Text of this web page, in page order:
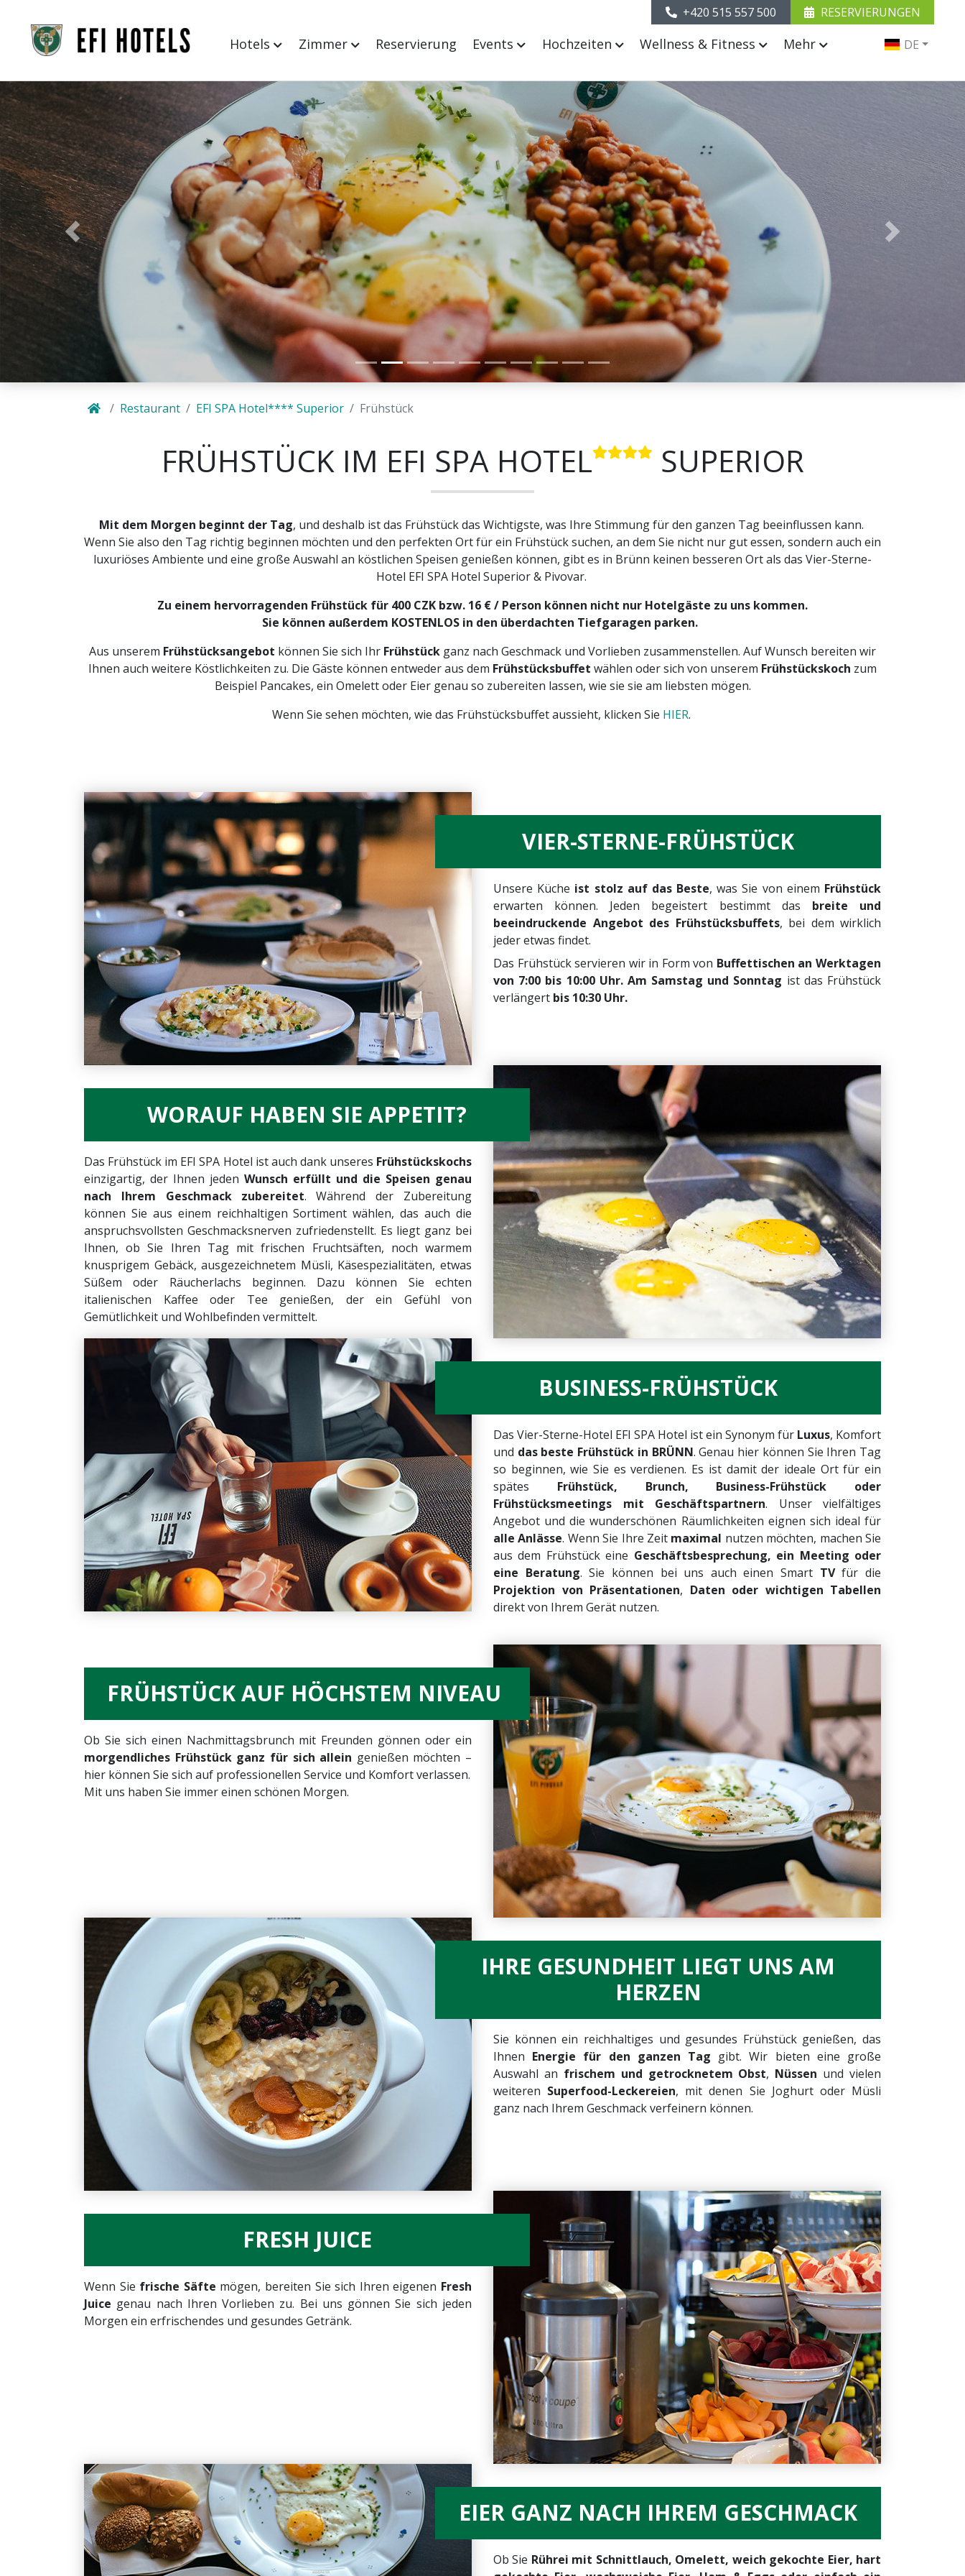
Hotels Zimmer Reservierung Events Hochzeiten Wellness & Fitness Mehr
+420 515 557 500 RESERVIERUNGEN
DE
Previous Next
Restaurant EFI SPA Hotel**** Superior Frühstück
FRÜHSTÜCK IM EFI SPA HOTEL SUPERIOR
Mit dem Morgen beginnt der Tag, und deshalb ist das Frühstück das Wichtigste, was Ihre Stimmung für den ganzen Tag beeinflussen kann.
Wenn Sie also den Tag richtig beginnen möchten und den perfekten Ort für ein Frühstück suchen, an dem Sie nicht nur gut essen, sondern auch ein
luxuriöses Ambiente und eine große Auswahl an köstlichen Speisen genießen können, gibt es in Brünn keinen besseren Ort als das Vier-Sterne-
Hotel EFI SPA Hotel Superior & Pivovar.
Zu einem hervorragenden Frühstück für 400 CZK bzw. 16 € / Person können nicht nur Hotelgäste zu uns kommen.
Sie können außerdem KOSTENLOS in den überdachten Tiefgaragen parken.
Aus unserem Frühstücksangebot können Sie sich Ihr Frühstück ganz nach Geschmack und Vorlieben zusammenstellen. Auf Wunsch bereiten wir
Ihnen auch weitere Köstlichkeiten zu. Die Gäste können entweder aus dem Frühstücksbuffet wählen oder sich von unserem Frühstückskoch zum
Beispiel Pancakes, ein Omelett oder Eier genau so zubereiten lassen, wie sie sie am liebsten mögen.
Wenn Sie sehen möchten, wie das Frühstücksbuffet aussieht, klicken Sie HIER.
VIER-STERNE-FRÜHSTÜCK
Unsere Küche ist stolz auf das Beste, was Sie von einem Frühstück
erwarten können. Jeden begeistert bestimmt das breite und
beeindruckende Angebot des Frühstücksbuffets, bei dem wirklich
jeder etwas findet.
Das Frühstück servieren wir in Form von Buffettischen an Werktagen
von 7:00 bis 10:00 Uhr. Am Samstag und Sonntag ist das Frühstück
verlängert bis 10:30 Uhr.
WORAUF HABEN SIE APPETIT?
Das Frühstück im EFI SPA Hotel ist auch dank unseres Frühstückskochs
einzigartig, der Ihnen jeden Wunsch erfüllt und die Speisen genau
nach Ihrem Geschmack zubereitet. Während der Zubereitung
können Sie aus einem reichhaltigen Sortiment wählen, das auch die
anspruchsvollsten Geschmacksnerven zufriedenstellt. Es liegt ganz bei
Ihnen, ob Sie Ihren Tag mit frischen Fruchtsäften, noch warmem
knusprigem Gebäck, ausgezeichnetem Müsli, Käsespezialitäten, etwas
Süßem oder Räucherlachs beginnen. Dazu können Sie echten
italienischen Kaffee oder Tee genießen, der ein Gefühl von
Gemütlichkeit und Wohlbefinden vermittelt.
BUSINESS-FRÜHSTÜCK
Das Vier-Sterne-Hotel EFI SPA Hotel ist ein Synonym für Luxus, Komfort
und das beste Frühstück in BRÜNN. Genau hier können Sie Ihren Tag
so beginnen, wie Sie es verdienen. Es ist damit der ideale Ort für ein
spätes Frühstück, Brunch, Business-Frühstück oder
Frühstücksmeetings mit Geschäftspartnern. Unser vielfältiges
Angebot und die wunderschönen Räumlichkeiten eignen sich ideal für
alle Anlässe. Wenn Sie Ihre Zeit maximal nutzen möchten, machen Sie
aus dem Frühstück eine Geschäftsbesprechung, ein Meeting oder
eine Beratung. Sie können bei uns auch einen Smart TVfür die
Projektion von Präsentationen, Daten oder wichtigen Tabellen
direkt von Ihrem Gerät nutzen.
FRÜHSTÜCK AUF HÖCHSTEM NIVEAU
Ob Sie sich einen Nachmittagsbrunch mit Freunden gönnen oder ein
morgendliches Frühstück ganz für sich allein genießen möchten –
hier können Sie sich auf professionellen Service und Komfort verlassen.
Mit uns haben Sie immer einen schönen Morgen.
IHRE GESUNDHEIT LIEGT UNS AM
HERZEN
Sie können ein reichhaltiges und gesundes Frühstück genießen, das
Ihnen Energie für den ganzen Tag gibt. Wir bieten eine große
Auswahl an frischem und getrocknetem Obst, Nüssen und vielen
weiteren Superfood-Leckereien, mit denen Sie Joghurt oder Müsli
ganz nach Ihrem Geschmack verfeinern können.
FRESH JUICE
Wenn Sie frische Säfte mögen, bereiten Sie sich Ihren eigenen Fresh
Juice genau nach Ihren Vorlieben zu. Bei uns gönnen Sie sich jeden
Morgen ein erfrischendes und gesundes Getränk.
EIER GANZ NACH IHREM GESCHMACK
Ob Sie Rührei mit Schnittlauch, Omelett, weich gekochte Eier, hart